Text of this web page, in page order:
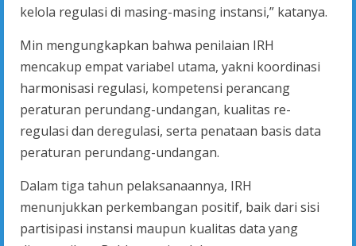
kelola regulasi di masing-masing instansi,” katanya.
Min mengungkapkan bahwa penilaian IRH
mencakup empat variabel utama, yakni koordinasi
harmonisasi regulasi, kompetensi perancang
peraturan perundang-undangan, kualitas re-
regulasi dan deregulasi, serta penataan basis data
peraturan perundang-undangan.
Dalam tiga tahun pelaksanaannya, IRH
menunjukkan perkembangan positif, baik dari sisi
partisipasi instansi maupun kualitas data yang